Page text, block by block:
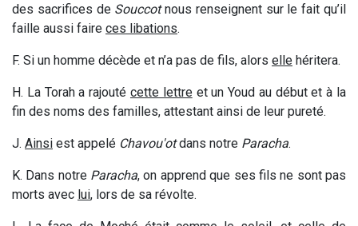
des sacrifices de Souccotnous renseignent sur le fait qu’il
faille aussi faire ces libations.
F. Si un homme décède et n’a pas de fils, alors elle héritera.
H. La Torah a rajouté cette lettreet un Youd au début et à la
fin des noms des familles, attestant ainsi de leur pureté.
J. Ainsi est appelé Chavou'otdans notre Paracha.
K. Dans notre Paracha, on apprend que ses fils ne sont pas
morts avec lui, lors de sa révolte.